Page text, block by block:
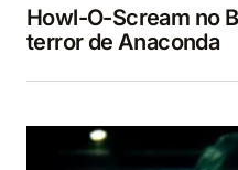
Howl-O-Scream no
terror de Anaconda